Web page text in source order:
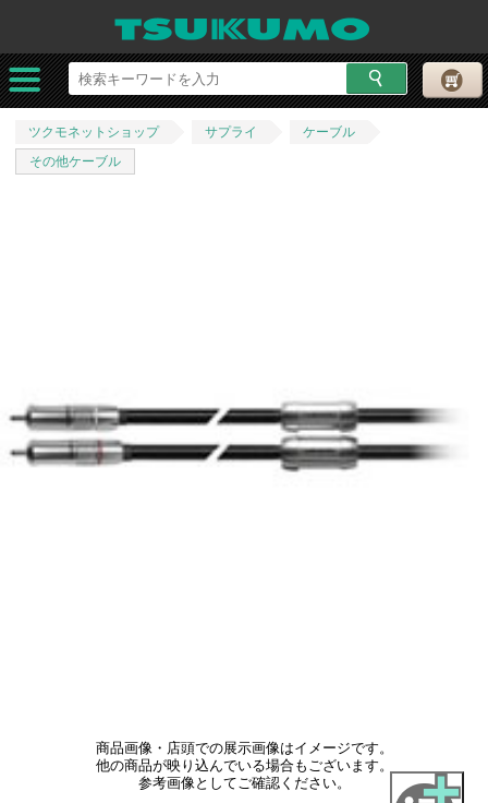
ツクモネットショップ サプライ
ケーブル
その他ケーブル
商品画像・店頭での展示画像はイメージです。
他の商品が映り込んでいる場合もございます。
参考画像としてご確認ください。